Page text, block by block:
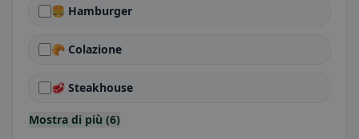
🍔 Hamburger
🥐 Colazione
🥩 Steakhouse
Mostra di più (6)